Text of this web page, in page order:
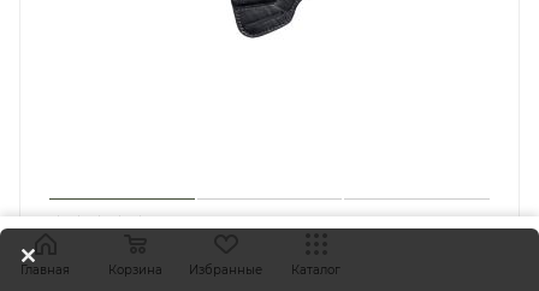
Главная Корзина Избранные Каталог